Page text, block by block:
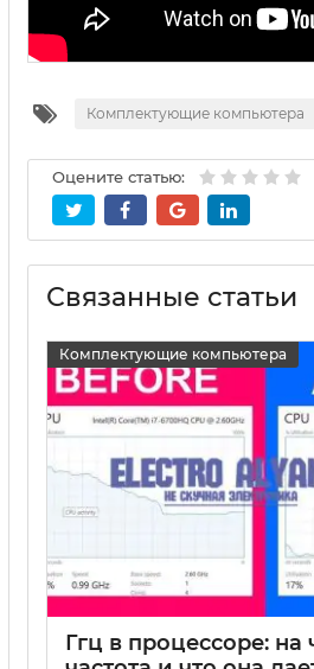
Комплектующие компьютера
Оцените статью:
Связанные статьи
Комплектующие компьютера
Ггц в процессоре: на